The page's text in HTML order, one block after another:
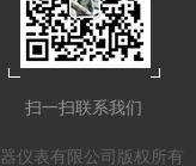
扫一扫联系我们
仪表有限公司版权所有